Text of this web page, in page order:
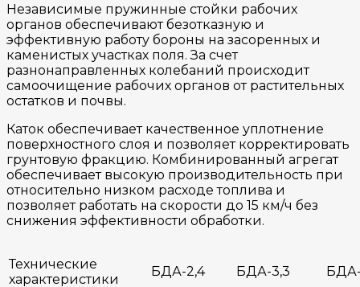
Независимые пружинные стойки рабочих
органов обеспечивают безотказную и
эффективную работу бороны на засоренных и
каменистых участках поля. За счет
разнонаправленных колебаний происходит
самоочищение рабочих органов от растительных
остатков и почвы.
Каток обеспечивает качественное уплотнение
поверхностного слоя и позволяет корректировать
грунтовую фракцию. Комбинированный агрегат
обеспечивает высокую производительность при
относительно низком расходе топлива и
позволяет работать на скорости до 15 км/ч без
снижения эффективности обработки.
Технические
характеристики
БДА-2,4 БДА-3,3